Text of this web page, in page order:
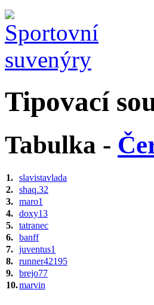
Tipovací
Tabulka -
1. slavistavlada
2. shaq.32
3. maro1
4. doxy13
5. tatranec
6. banff
7. juventus1
8. runner42195
9. brejo77
10.marvin